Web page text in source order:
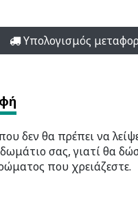
Υπολογισμός
δεν θα πρέπει να
σας, γιατί θα
που χρειάζεστε.